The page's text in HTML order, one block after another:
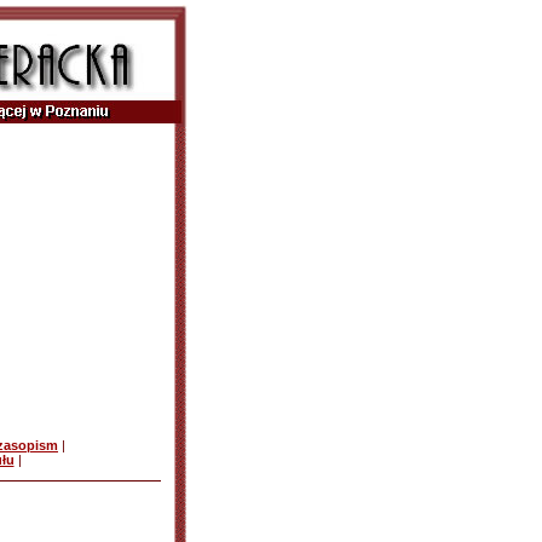
|
|